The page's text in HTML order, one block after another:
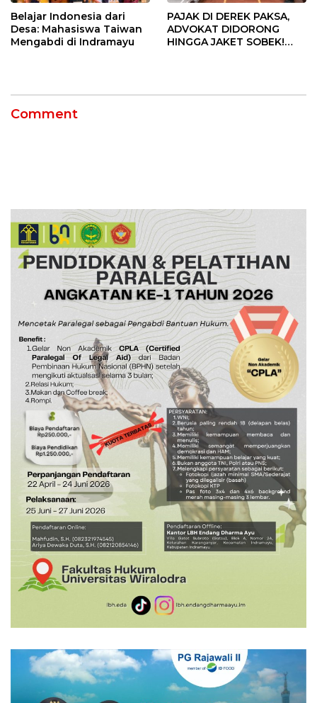
Belajar Indonesia dari
Desa: Mahasiswa Taiwan
Mengabdi di Indramayu
PAJAK DI DEREK PAKSA,
ADVOKAT DIDORONG
HINGGA JAKET SOBEK!
Comment